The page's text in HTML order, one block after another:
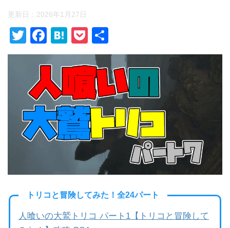
更新日： 2026年1月27日
T
wi
er
F
a
c
e
b
o
o
H
at
e
n
a
P
o
ck
et
有
トリコと冒険してみた！全24パート
人喰いの大鷲トリコ パート1【トリコと冒険して